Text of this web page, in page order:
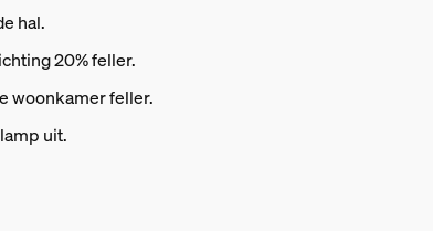
hal.
20% feller.
woonkamer feller.
uit.